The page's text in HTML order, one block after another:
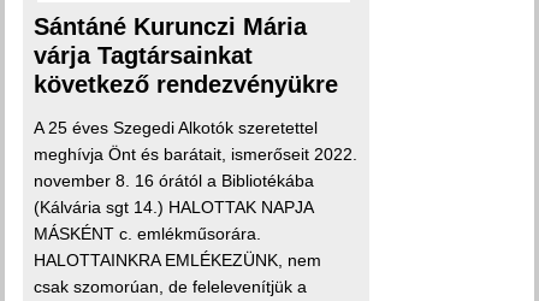
Sántáné Kurunczi Mária
várja Tagtársainkat
következő rendezvényükre
A 25 éves Szegedi Alkotók szeretettel
meghívja Önt és barátait, ismerőseit 2022.
november 8. 16 órától a Bibliotékába
(Kálvária sgt 14.) HALOTTAK NAPJA
MÁSKÉNT c. emlékműsorára.
HALOTTAINKRA EMLÉKEZÜNK, nem
csak szomorúan, de felelevenítjük a